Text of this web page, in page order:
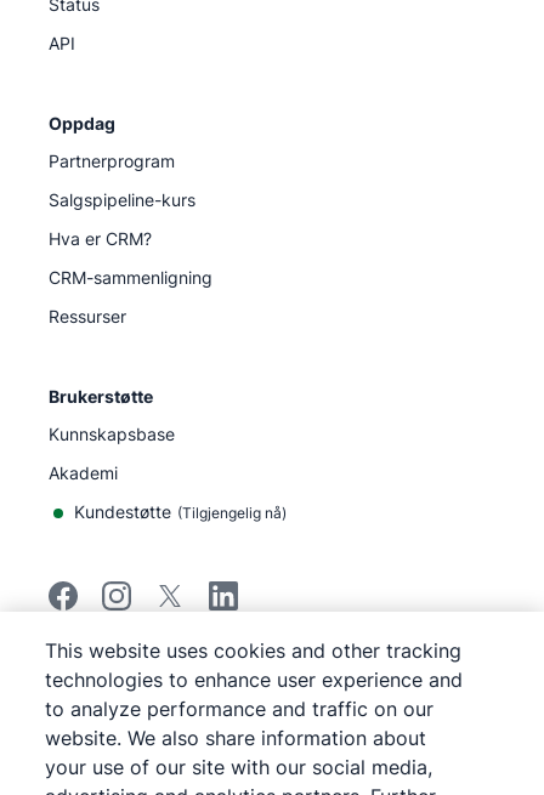
API
Oppdag
Partnerprogram
Salgspipeline-kurs
Hva er CRM?
CRM-sammenligning
Ressurser
Brukerstøtte
Kunnskapsbase
Akademi
Kundestøtte (Tilgjengelig nå)
©2026Pipedrive
Pipedrive
Vilkår for bruk
Pipedrive
Personvernerklæring
Kart over nettstedet
Varsel om informasjonskapsler
This website uses cookies and other tracking
technologies to enhance user experience and
to analyze performance and traffic on our
website. We also share information about
your use of our site with our social media,